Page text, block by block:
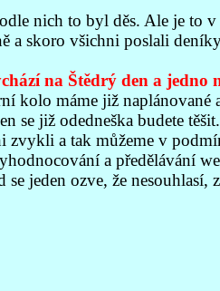
nich to byl děs. Ale je
a skoro všichni poslali
na Štědrý den a jedno
kolo máme již naplánované
se již odedneška budete
zvykli a tak můžeme v
a předělávání
jeden ozve, že nesouhlasí,